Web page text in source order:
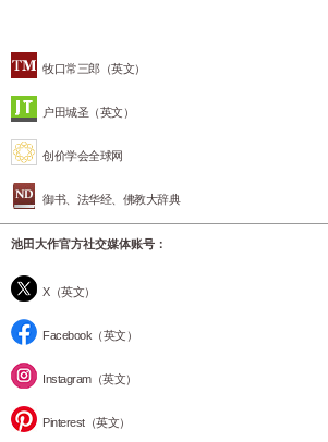
牧口常三郎（英文）
户田城圣（英文）
创价学会全球网
御书、法华经、佛教大辞典
池田大作官方社交媒体账号：
X（英文）
Facebook（英文）
Instagram（英文）
Pinterest（英文）